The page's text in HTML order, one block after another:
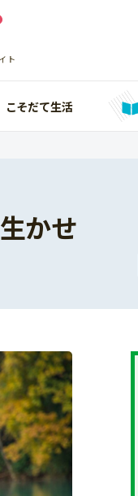
ト
こそだて生活
かせ